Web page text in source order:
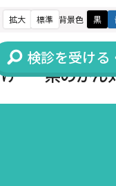
拡大 標準 背景色 黒
検診を受ける
県のがん